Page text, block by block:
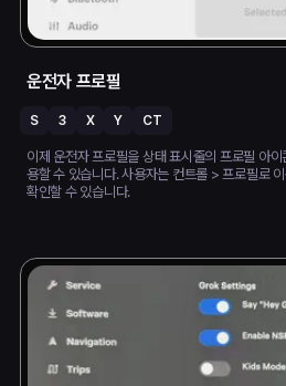
운전자 프로필
S 3 X Y CT
이제 운전자 프로필을 상태 표시줄의 프로필 아
용할 수 있습니다. 사용자는 컨트롤 > 프로필로
확인할 수 있습니다.